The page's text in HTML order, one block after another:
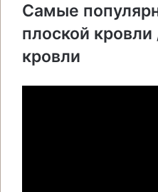
Самые
плоской
кровли